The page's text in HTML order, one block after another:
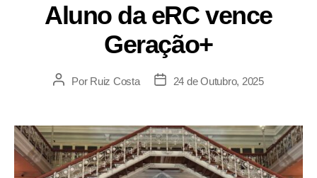
Aluno da eRC vence
Geração+
Por Ruiz Costa 24 de Outubro, 2025